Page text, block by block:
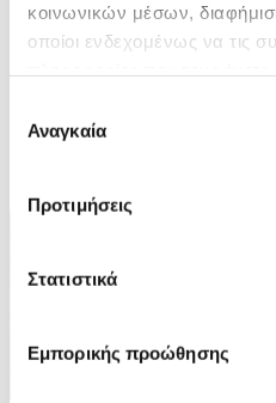
κοινωνικών μέσων,
οποίοι ενδεχομένως να τις
των υπηρεσιών τους.
συγκατάθεσης
Αναγκαία
Προτιμήσεις
Στατιστικά
Εμπορικής προώθησης
7 / 7